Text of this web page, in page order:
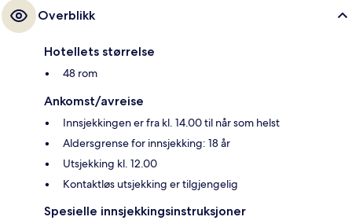
Overblikk
Hotellets størrelse
48 rom
Ankomst/avreise
Innsjekkingen er fra kl. 14.00 til når som helst
Aldersgrense for innsjekking: 18 år
Utsjekking kl. 12.00
Kontaktløs utsjekking er tilgjengelig
Spesielle innsjekkingsinstruksjoner